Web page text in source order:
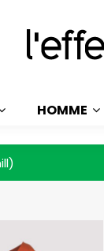
HOMME